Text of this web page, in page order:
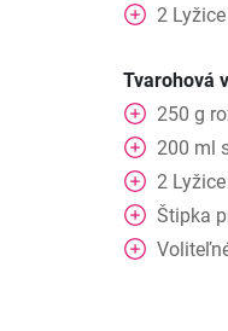
2 Lyžice
Tvarohová
250 g
200 ml
2 Lyžice
Štipka